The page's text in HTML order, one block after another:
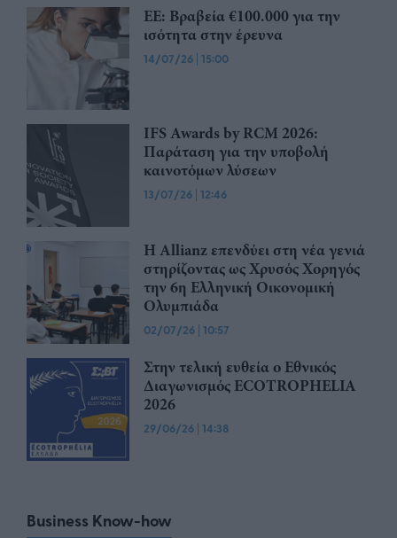
ΕΕ: Βραβεία €100.000 για την
ισότητα στην έρευνα
14/07/26 | 15:00
IFS Awards by RCM 2026:
Παράταση για την υποβολή
καινοτόμων λύσεων
13/07/26 | 12:46
Η Allianz επενδύει στη νέα γενιά
στηρίζοντας ως Χρυσός Χορηγός
την 6η Ελληνική Οικονομική
Ολυμπιάδα
02/07/26 | 10:57
Στην τελική ευθεία ο Εθνικός
Διαγωνισμός ECOTROPHELIA
2026
29/06/26 | 14:38
Business Know-how